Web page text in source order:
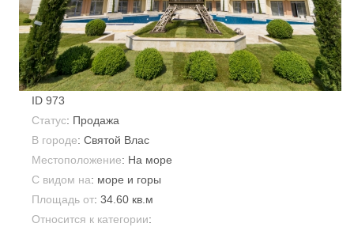
ID 973
Статус: Продажа
В городе: Святой Влас
Местоположение: На море
С видом на: море и горы
Площадь от: 34.60 кв.м
Относится к категории: